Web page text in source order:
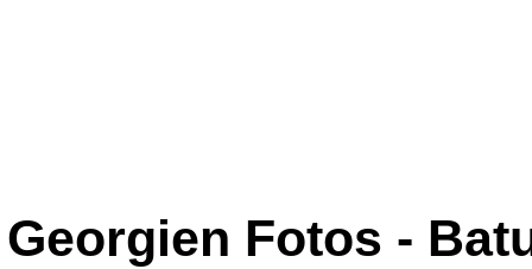
Georgien Fotos -